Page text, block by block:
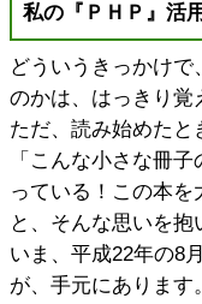
私の『ＰＨＰ』活
どういうきっかけ
のかは、はっきり覚
ただ、読み始めたと
「こんな小さな冊
っている！この本を
と、そんな思いを抱
いま、平成22年の8
が、手元にあります。